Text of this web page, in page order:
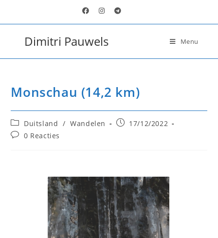
Dimitri Pauwels Menu
Monschau (14,2 km)
Duitsland / Wandelen
17/12/2022
0 Reacties